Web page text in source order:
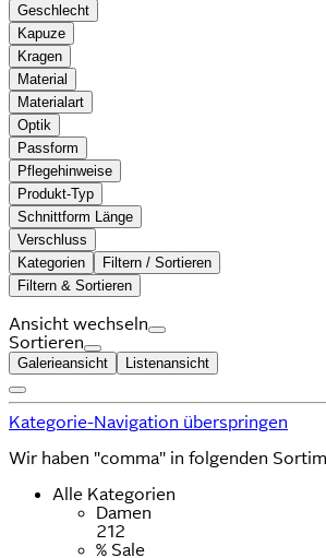
Geschlecht
Kapuze
Kragen
Material
Materialart
Optik
Passform
Pflegehinweise
Produkt-Typ
Schnittform Länge
Verschluss
Kategorien
Filtern / Sortieren
Filtern & Sortieren
Ansicht wechseln
Sortieren
Galerieansicht Listenansicht
Kategorie-Navigation überspringen
Wir haben "comma" in folgenden
Alle Kategorien
Damen
212
% Sale